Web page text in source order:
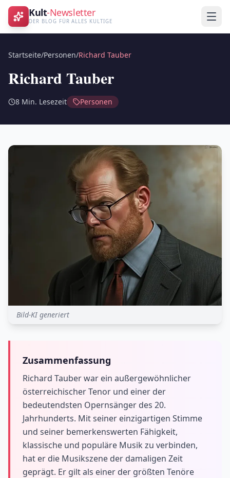
Kult-Newsletter
DER BLOG FÜR ALLES KULTIGE
Startseite/Personen/Richard Tauber
Richard Tauber
8 Min. Lesezeit Personen
Bild-KI generiert
Zusammenfassung
Richard Tauber war ein außergewöhnlicher
österreichischer Tenor und einer der
bedeutendsten Opernsänger des 20.
Jahrhunderts. Mit seiner einzigartigen Stimme
und seiner bemerkenswerten Fähigkeit,
klassische und populäre Musik zu verbinden,
hat er die Musikszene der damaligen Zeit
geprägt. Er gilt als einer der größten Tenöre